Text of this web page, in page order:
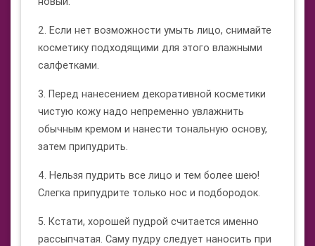
2. Если нет возможности умыть лицо, снимайте
косметику подходящими для этого влажными
салфетками.
3. Перед нанесением декоративной косметики
чистую кожу надо непременно увлажнить
обычным кремом и нанести тональную основу,
затем припудрить.
4. Нельзя пудрить все лицо и тем более шею!
Слегка припудрите только нос и подбородок.
5. Кстати, хорошей пудрой считается именно
рассыпчатая. Саму пудру следует наносить при